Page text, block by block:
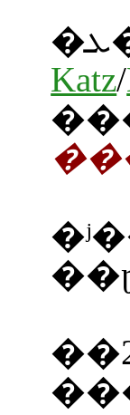
Katz/